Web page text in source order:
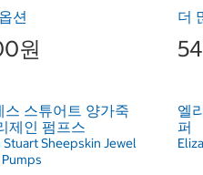
션
원
스 스튜어트 양가죽
제인 펌프스
Stuart Sheepskin Jewel
더
엘
퍼